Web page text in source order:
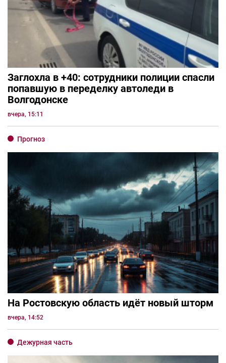
Заглохла в +40: сотрудники полиции спасли
попавшую в переделку автоледи в
Волгодонске
вчера, 15:11
Прогноз
На Ростовскую область идёт новый шторм
вчера, 14:52
Дежурная часть